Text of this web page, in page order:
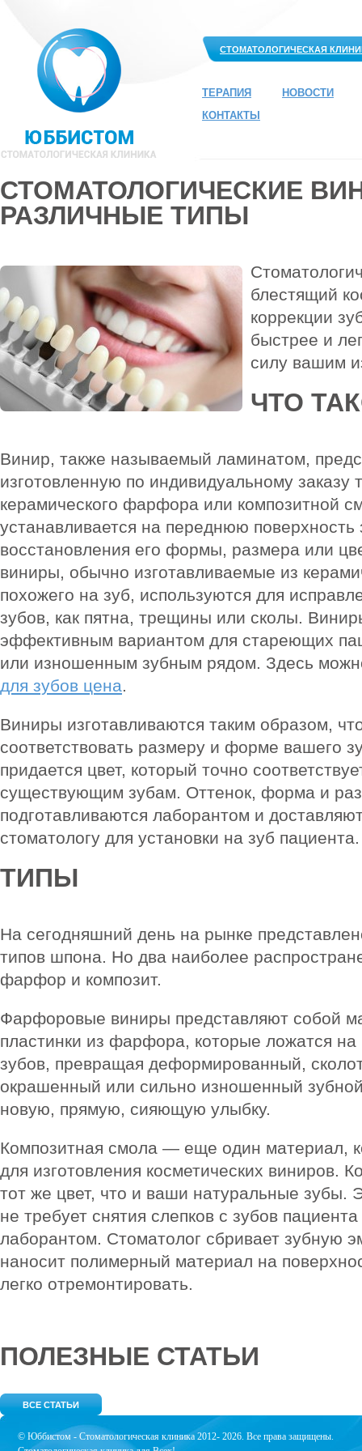
СТОМАТОЛОГИЧЕСКАЯ
ТЕРАПИЯ
НОВОСТИ
КОНТАКТЫ
СТОМАТОЛОГИЧЕСКИЕ
РАЗЛИЧНЫЕ ТИПЫ
блестящий
коррекции
быстрее и
силу вашим
ЧТО
Винир, также называемый ламинатом,
изготовленную по индивидуальному заказу
керамического фарфора или композитной
устанавливается на переднюю поверхность
восстановления его формы, размера или
виниры, обычно изготавливаемые из
похожего на зуб, используются для
зубов, как пятна, трещины или сколы.
эффективным вариантом для стареющих
или изношенным зубным рядом. Здесь
для зубов цена.
Виниры изготавливаются таким образом,
соответствовать размеру и форме вашего
придается цвет, который точно
существующим зубам. Оттенок, форма и
подготавливаются лаборантом и
стоматологу для установки на зуб пациента.
ТИПЫ
На сегодняшний день на рынке
типов шпона. Но два наиболее
фарфор и композит.
Фарфоровые виниры представляют собой
пластинки из фарфора, которые ложатся
зубов, превращая деформированный,
окрашенный или сильно изношенный
новую, прямую, сияющую улыбку.
Композитная смола — еще один материал,
для изготовления косметических виниров.
тот же цвет, что и ваши натуральные зубы.
не требует снятия слепков с зубов
лаборантом. Стоматолог сбривает зубную
наносит полимерный материал на
легко отремонтировать.
ПОЛЕЗНЫЕ СТАТЬИ
ВСЕ СТАТЬИ
© Юббистом - Стоматологическая клиника 2012- 2026. Все права защищены.